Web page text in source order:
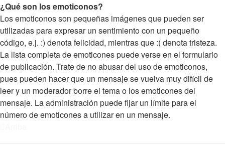
¿Qué son los emoticonos?
Los emoticonos son pequeñas imágenes que pueden ser
utilizadas para expresar un sentimiento con un pequeño
código, e.j. :) denota felicidad, mientras que :( denota tristeza.
La lista completa de emoticones puede verse en el formulario
de publicación. Trate de no abusar del uso de emoticonos,
pues pueden hacer que un mensaje se vuelva muy difícil de
leer y un moderador borre el tema o los emoticones del
mensaje. La administración puede fijar un límite para el
número de emoticones a utilizar en un mensaje.